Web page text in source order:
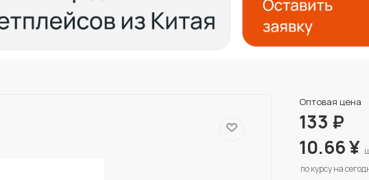
Оптовая цена
133 ₽
10.66¥
по курсу на